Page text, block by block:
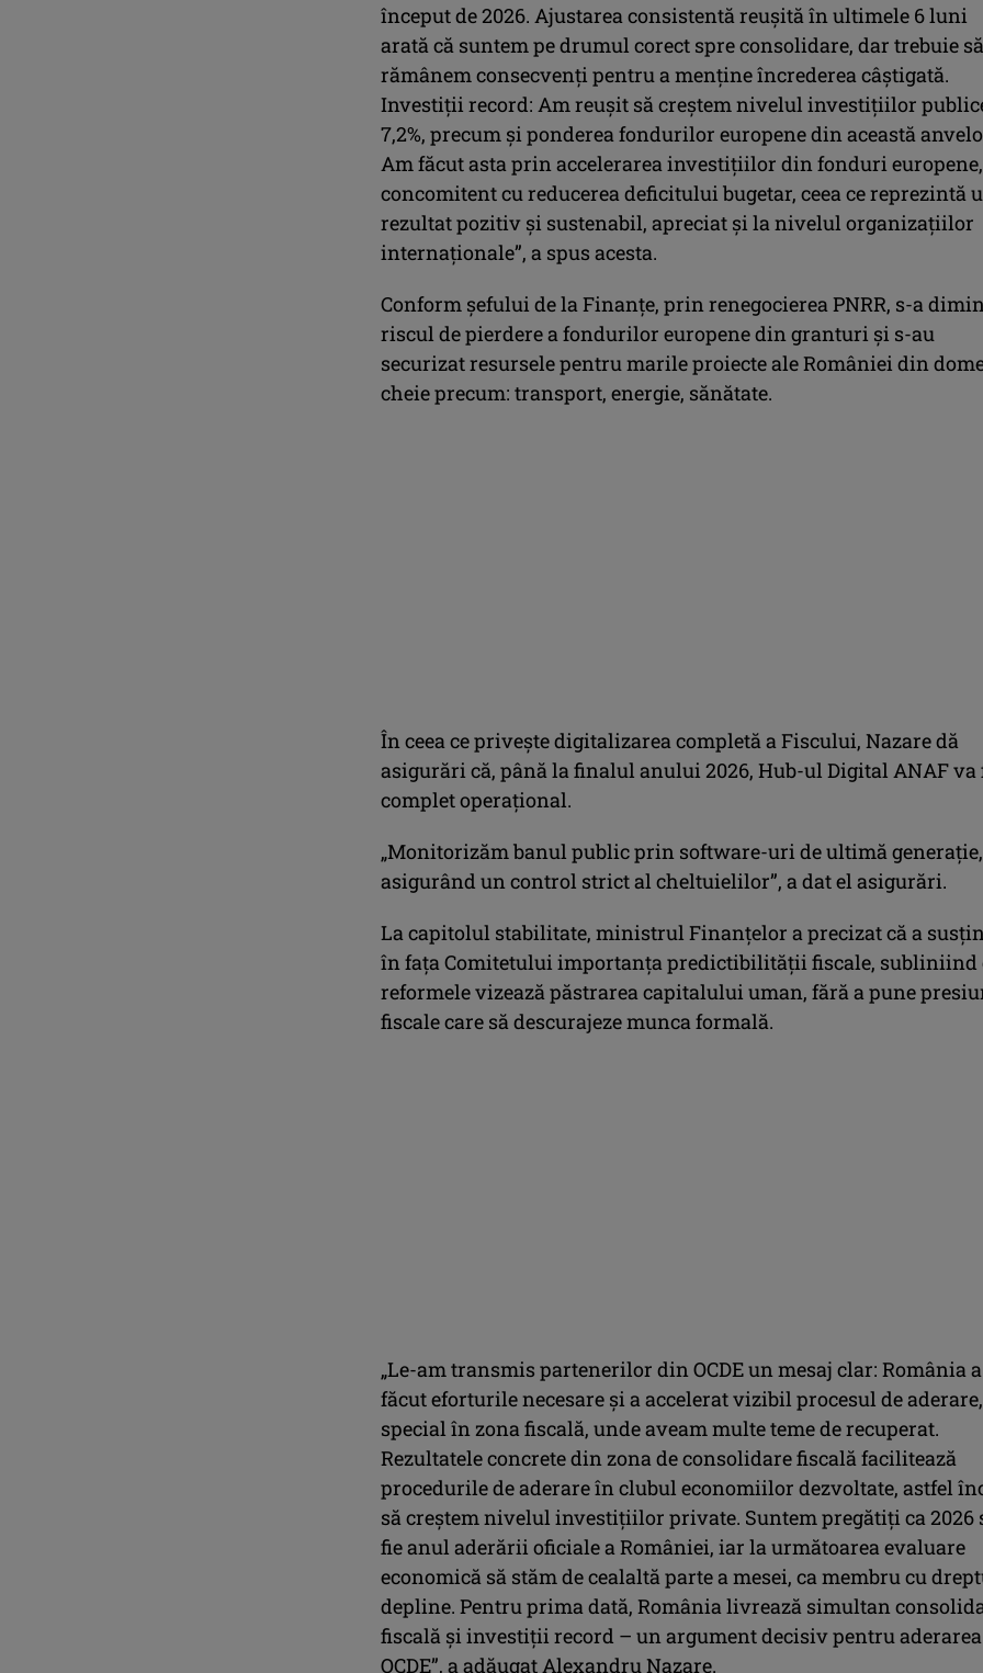
început de 2026. Ajustarea consistentă reuşită în ultimele 6 luni
arată că suntem pe drumul corect spre consolidare, dar trebuie să
rămânem consecvenţi pentru a menţine încrederea câştigată.
Investiţii record: Am reuşit să creştem nivelul investiţiilor
7,2%, precum şi ponderea fondurilor europene din această
Am făcut asta prin accelerarea investiţiilor din fonduri europene,
concomitent cu reducerea deficitului bugetar, ceea ce reprezintă
rezultat pozitiv şi sustenabil, apreciat şi la nivelul organizaţiilor
internaţionale”, a spus acesta.
Conform şefului de la Finanţe, prin renegocierea PNRR, s-a
riscul de pierdere a fondurilor europene din granturi şi s-au
securizat resursele pentru marile proiecte ale României din
cheie precum: transport, energie, sănătate.
În ceea ce priveşte digitalizarea completă a Fiscului, Nazare dă
asigurări că, până la finalul anului 2026, Hub-ul Digital ANAF va
complet operaţional.
„Monitorizăm banul public prin software-uri de ultimă generaţie,
asigurând un control strict al cheltuielilor”, a dat el asigurări.
La capitolul stabilitate, ministrul Finanţelor a precizat că a
în faţa Comitetului importanţa predictibilităţii fiscale, subliniind
reformele vizează păstrarea capitalului uman, fără a pune
fiscale care să descurajeze munca formală.
„Le-am transmis partenerilor din OCDE un mesaj clar: România a
făcut eforturile necesare şi a accelerat vizibil procesul de
special în zona fiscală, unde aveam multe teme de recuperat.
Rezultatele concrete din zona de consolidare fiscală facilitează
procedurile de aderare în clubul economiilor dezvoltate, astfel
să creştem nivelul investiţiilor private. Suntem pregătiţi ca 2026
fie anul aderării oficiale a României, iar la următoarea evaluare
economică să stăm de cealaltă parte a mesei, ca membru cu
depline. Pentru prima dată, România livrează simultan
fiscală şi investiţii record – un argument decisiv pentru
OCDE”, a adăugat Alexandru Nazare.